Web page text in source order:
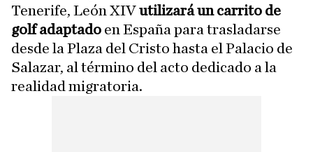
Tenerife, León XIVutilizará un carrito de
golf adaptado en España para trasladarse
desde la Plaza del Cristo hasta el Palacio de
Salazar, al término del acto dedicado a la
realidad migratoria.